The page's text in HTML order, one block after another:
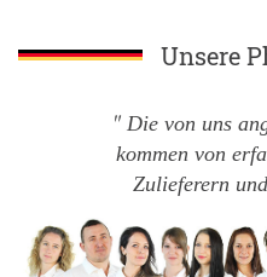
Unsere
Die von uns
kommen von
Zulieferern